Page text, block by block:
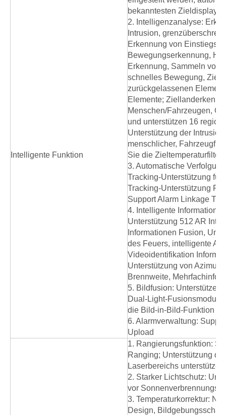
Intelligente Funktion
bekanntesten Zieldisplays,
2. Intelligenzanalyse:
Intrusion,
Erkennung von Einstiegs-/
Bewegungserkennung,
Erkennung, Sammeln von
schnelles Bewegung,
zurückgelassenen
Elemente;
Menschen/Fahrzeugen,
und unterstützen 16
Unterstützung der
menschlicher,
Sie die
3. Automatische
Tracking-Unterstützung für
Tracking-Unterstützung
Support Alarm Linkage
4. Intelligente
Unterstützung 512 AR
Informationen Fusion,
des Feuers, intelligente
Videoidentifikation
Unterstützung von Azimut
Brennweite,
5. Bildfusion: Unterstützen
Dual-Light-Fusionsmodus,
die Bild-in-Bild-Funktion
6. Alarmverwaltung:
Upload
1. Rangierungsfunktion:
Ranging; Unterstützung
Laserbereichs unterstützen
2. Starker Lichtschutz:
vor
3. Temperaturkorrektur:
Design,